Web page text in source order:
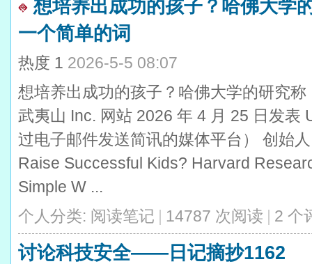
想培养出成功的孩子？哈佛大学
一个简单的词
热度 1 2026-5-5 08:07
想培养出成功的孩子？哈佛大学的研究
武夷山 Inc. 网站 2026 年 4 月 25 日发表
过电子邮件发送简讯的媒体平台） 创始
Raise Successful Kids? Harvard
Simple W ...
个人分类: 阅读笔记 | 14787 次阅读 | 2 个
讨论科技安全——日记摘抄1162